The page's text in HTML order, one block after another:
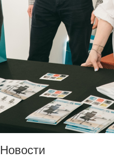
Новости